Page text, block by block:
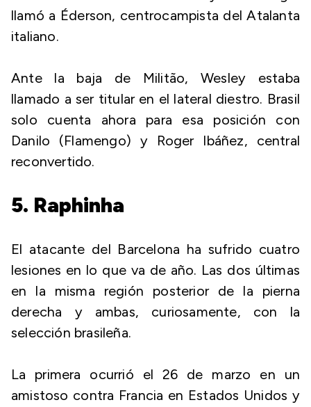
llamó a Éderson, centrocampista del Atalanta
italiano.
Ante la baja de Militão, Wesley estaba
llamado a ser titular en el lateral diestro. Brasil
solo cuenta ahora para esa posición con
Danilo (Flamengo) y Roger Ibáñez, central
reconvertido.
5. Raphinha
El atacante del Barcelona ha sufrido cuatro
lesiones en lo que va de año. Las dos últimas
en la misma región posterior de la pierna
derecha y ambas, curiosamente, con la
selección brasileña.
La primera ocurrió el 26 de marzo en un
amistoso contra Francia en Estados Unidos y